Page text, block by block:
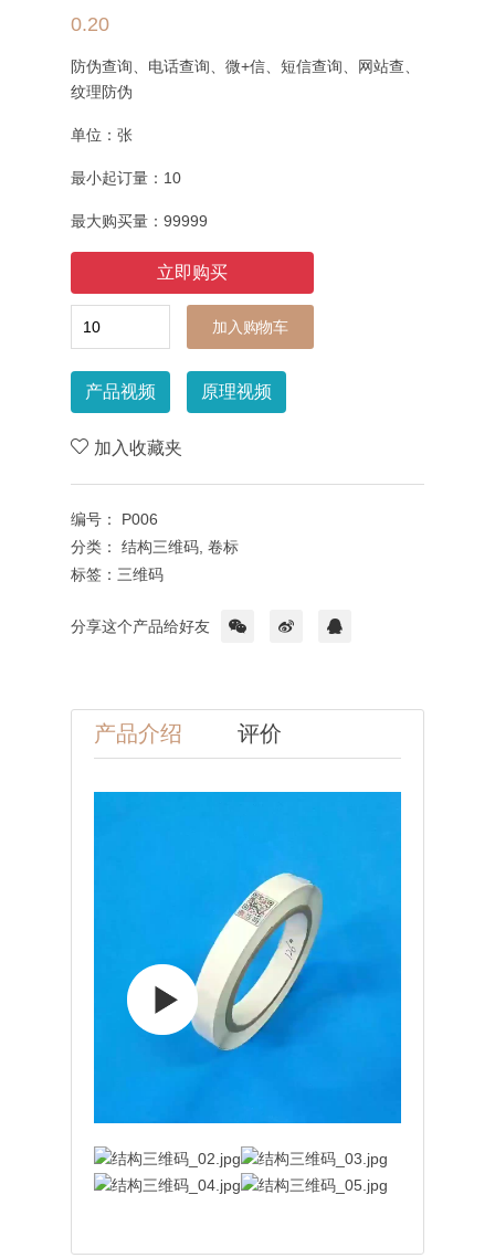
0.20
防伪查询、电话查询、微+信、短信查询、网站查、
纹理防伪
单位： 张
最小起订量： 10
最大购买量： 99999
加入购物车
产品视频 原理视频
加入收藏夹
编号： P006
分类： 结构三维码, 卷标
标签： 三维码
分享这个产品给好友
产品介绍 评价